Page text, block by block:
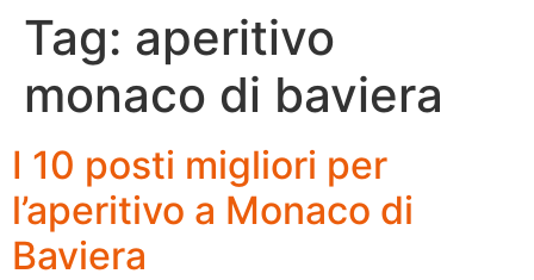
Tag: aperitivo
monaco di baviera
I 10 posti migliori per
l’aperitivo a Monaco di
Baviera